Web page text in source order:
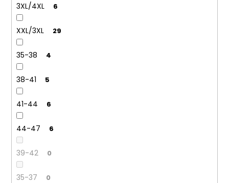
3XL/4XL 6
XXL/3XL 29
35-38 4
38-41 5
41-44 6
44-47 6
39-42 0
35-37 0